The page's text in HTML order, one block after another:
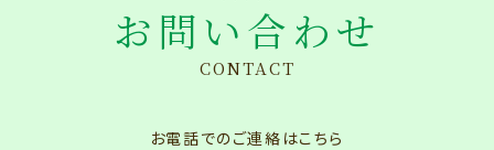
お問い合わせ
CONTACT
お電話でのご連絡はこちら